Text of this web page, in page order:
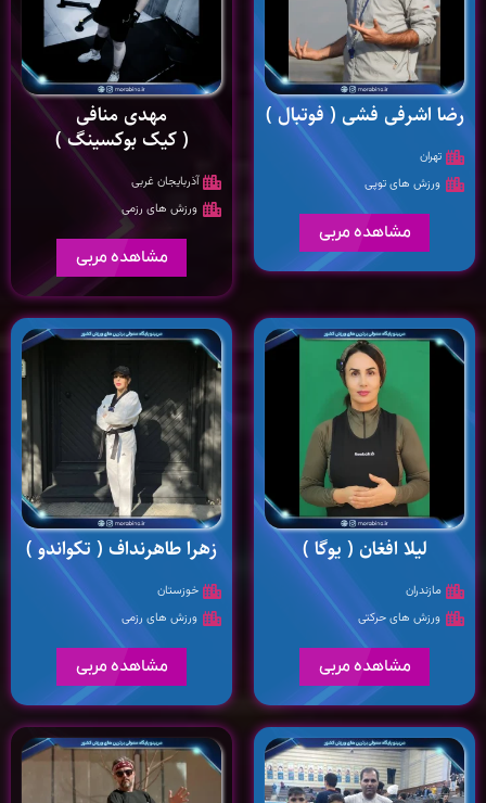
رضا اشرفی فشی ( فوتبال )
تهران
ورزش های توپی
مشاهده مربی
مهدی منافی
( کیک بوکسینگ )
آذربایجان غربی
ورزش های رزمی
مشاهده مربی
لیلا افغان ( یوگا )
مازندران
ورزش های حرکتی
مشاهده مربی
زهرا طاهرنداف ( تکواندو )
خوزستان
ورزش های رزمی
مشاهده مربی